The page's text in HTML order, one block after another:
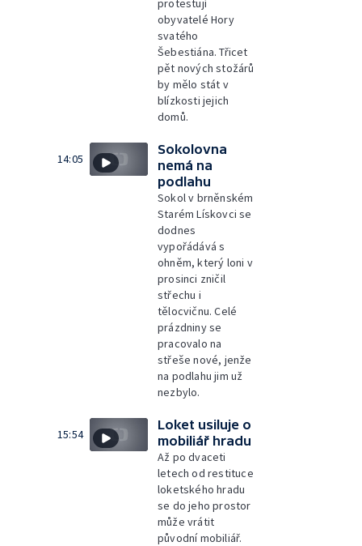
protestují
obyvatelé Hory
svatého
Šebestiána. Třicet
pět nových stožárů
by mělo stát v
blízkosti jejich
domů.
14:05
Sokolovna
nemá na
podlahu
Sokol v brněnském
Starém Lískovci se
dodnes
vypořádává s
ohněm, který loni v
prosinci zničil
střechu i
tělocvičnu. Celé
prázdniny se
pracovalo na
střeše nové, jenže
na podlahu jim už
nezbylo.
15:54
Loket usiluje o
mobiliář hradu
Až po dvaceti
letech od restituce
loketského hradu
se do jeho prostor
může vrátit
původní mobiliář.